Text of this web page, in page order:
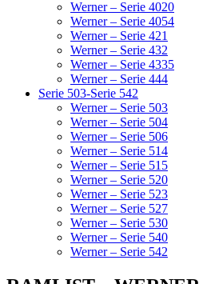
Werner – Serie 4020
Werner – Serie 4054
Werner – Serie 421
Werner – Serie 432
Werner – Serie 4335
Werner – Serie 444
Serie 503-Serie 542
Werner – Serie 503
Werner – Serie 504
Werner – Serie 506
Werner – Serie 514
Werner – Serie 515
Werner – Serie 520
Werner – Serie 523
Werner – Serie 527
Werner – Serie 530
Werner – Serie 540
Werner – Serie 542